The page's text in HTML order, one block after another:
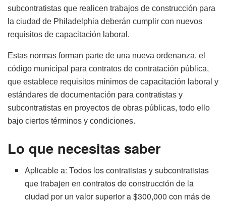
subcontratistas que realicen trabajos de construcción para
la ciudad de Philadelphia deberán cumplir con nuevos
requisitos de capacitación laboral.
Estas normas forman parte de una nueva ordenanza, el
código municipal para contratos de contratación pública,
que establece requisitos mínimos de capacitación laboral y
estándares de documentación para contratistas y
subcontratistas en proyectos de obras públicas, todo ello
bajo ciertos términos y condiciones.
Lo que necesitas saber
Aplicable a: Todos los contratistas y subcontratistas
que trabajen en contratos de construcción de la
ciudad por un valor superior a $300,000 con más de